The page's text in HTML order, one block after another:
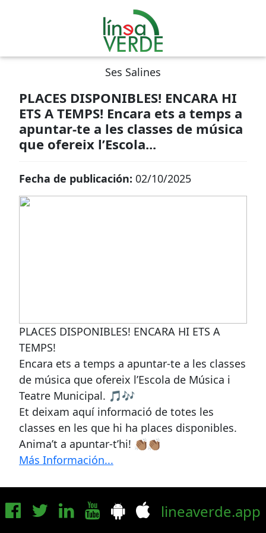
Ses Salines
PLACES DISPONIBLES! ENCARA HI
ETS A TEMPS! Encara ets a temps a
apuntar-te a les classes de música
que ofereix l’Escola...
Fecha de publicación: 02/10/2025
PLACES DISPONIBLES! ENCARA HI ETS A
TEMPS!
Encara ets a temps a apuntar-te a les classes
de música que ofereix l’Escola de Música i
Teatre Municipal. 🎵🎶
Et deixam aquí informació de totes les
classes en les que hi ha places disponibles.
Anima’t a apuntar-t’hi! 👏🏽👏🏽
Más Información...
lineaverde.app